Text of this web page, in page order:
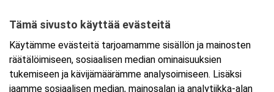
Ajankohta
Alkaa:23.11.2026 08:30
Päättyy:23.11.2026 11:45
Tämä sivusto käyttää evästeitä
Käytämme evästeitä tarjoamamme sisällön ja mainosten
räätälöimiseen, sosiaalisen median ominaisuuksien
tukemiseen ja kävijämäärämme analysoimiseen. Lisäksi
jaamme sosiaalisen median, mainosalan ja analytiikka-alan